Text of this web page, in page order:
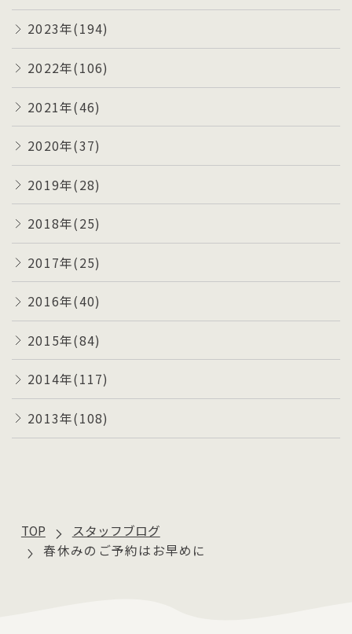
2023年(194)
2022年(106)
2021年(46)
2020年(37)
2019年(28)
2018年(25)
2017年(25)
2016年(40)
2015年(84)
2014年(117)
2013年(108)
TOP
スタッフブログ
春休みのご予約はお早めに